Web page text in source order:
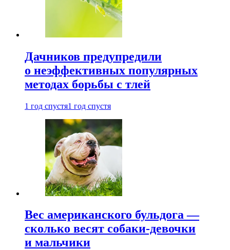
Дачников предупредили
о неэффективных популярных
методах борьбы с тлей
1 год спустя1 год спустя
Вес американского бульдога —
сколько весят собаки-девочки
и мальчики